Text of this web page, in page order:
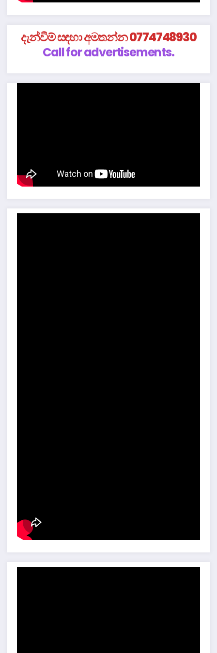
දැන්වීම් සඳහා අමතන්න 0774748930
Call for advertisements.